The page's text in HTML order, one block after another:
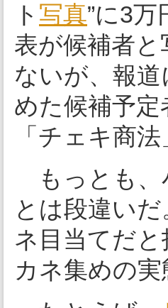
ト 写真”に3
表が候補者
ないが、報
めた候補予
「チェキ商
もっとも、
とは段違いだ
ネ目当てだ
カネ集めの